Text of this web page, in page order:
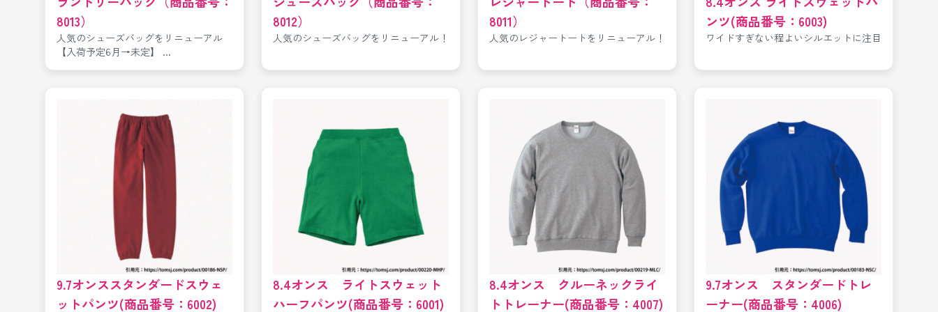
8013）
人気のシューズバッグをリニューアル
【入荷予定6月→未定】 ...
8012）
人気のシューズバッグをリニューアル！
8011）
人気のレジャートートをリニューアル！
ンツ(商品番号：6003)
ワイドすぎない程よいシルエットに注目
9.7オンススタンダードスウェ
ットパンツ(商品番号：6002)
8.4オンス ライトスウェット
ハーフパンツ(商品番号：6001)
8.4オンス クルーネックライ
トトレーナー(商品番号：4007)
9.7オンス スタンダードトレ
ーナー(商品番号：4006)